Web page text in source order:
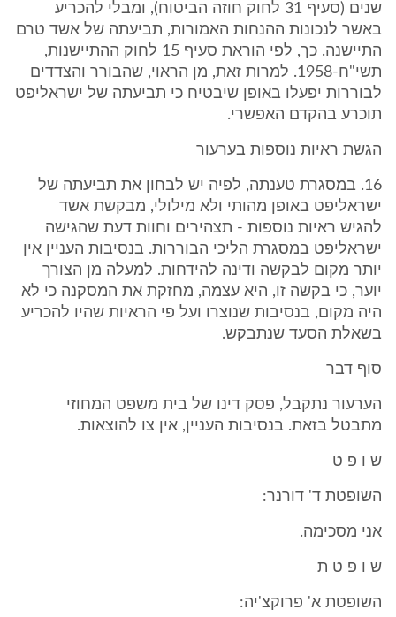
שנים (סעיף 31 לחוק חוזה הביטוח), ומבלי להכריע
באשר לנכונות ההנחות האמורות, תביעתה של אשד טרם
התיישנה. כך, לפי הוראת סעיף 15 לחוק ההתיישנות,
תשי"ח-1958. למרות זאת, מן הראוי, שהבורר והצדדים
לבוררות יפעלו באופן שיבטיח כי תביעתה של ישראליפט
תוכרע בהקדם האפשרי.
הגשת ראיות נוספות בערעור
16. במסגרת טענתה, לפיה יש לבחון את תביעתה של
ישראליפט באופן מהותי ולא מילולי, מבקשת אשד
להגיש ראיות נוספות - תצהירים וחוות דעת שהגישה
ישראליפט במסגרת הליכי הבוררות. בנסיבות העניין אין
יותר מקום לבקשה ודינה להידחות. למעלה מן הצורך
יוער, כי בקשה זו, היא עצמה, מחזקת את המסקנה כי לא
היה מקום, בנסיבות שנוצרו ועל פי הראיות שהיו להכריע
בשאלת הסעד שנתבקש.
סוף דבר
הערעור נתקבל, פסק דינו של בית משפט המחוזי
מתבטל בזאת. בנסיבות העניין, אין צו להוצאות.
ש ו פ ט
השופטת ד' דורנר:
אני מסכימה.
ש ו פ ט ת
השופטת א' פרוקצ'יה: